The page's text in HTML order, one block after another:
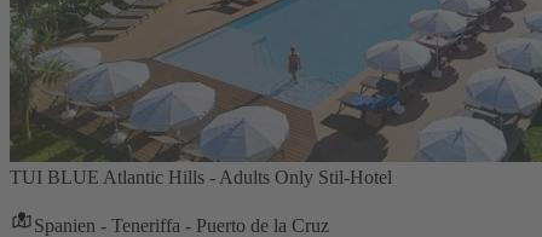
TUI BLUE Atlantic Hills - Adults Only Stil-Hotel
Spanien - Teneriffa - Puerto de la Cruz